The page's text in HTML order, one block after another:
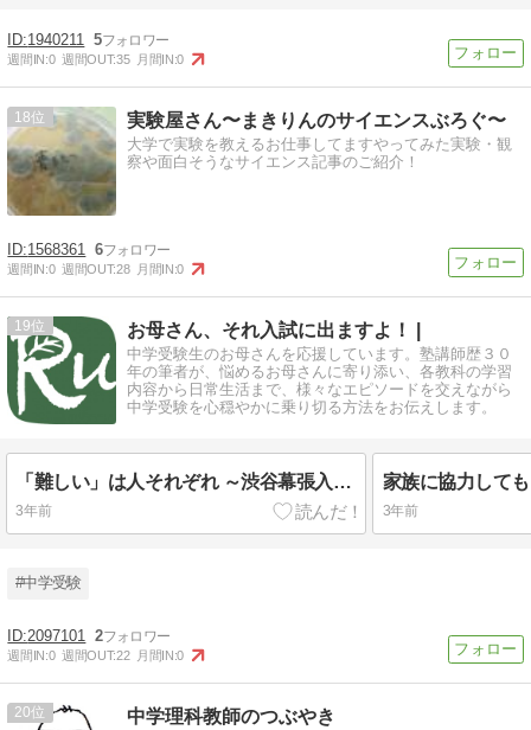
1940211 5
週間IN:0 週間OUT:35 月間IN:0
18 実験屋さん〜まきりんのサイエンスぶろぐ〜
大学で実験を教えるお仕事してますやってみた実験・観
察や面白そうなサイエンス記事のご紹介！
1568361 6
週間IN:0 週間OUT:28 月間IN:0
19 お母さん、それ入試に出ますよ！ |
中学受験生のお母さんを応援しています。塾講師歴３０
年の筆者が、悩めるお母さんに寄り添い、各教科の学習
内容から日常生活まで、様々なエピソードを交えながら
中学受験を心穏やかに乗り切る方法をお伝えします。
「難しい」は人それぞれ ～渋谷幕張入試問題～
3年前
家族に協力して
3年前
#中学受験
2097101 2
週間IN:0 週間OUT:22 月間IN:0
20 中学理科教師のつぶやき